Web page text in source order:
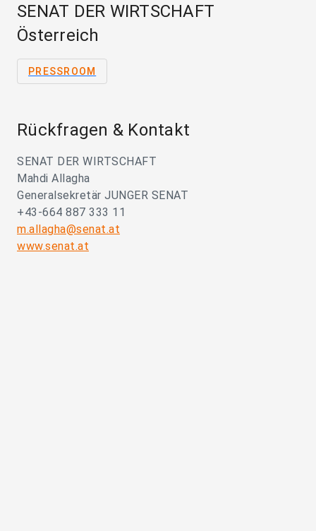
SENAT DER WIRTSCHAFT
Österreich
PRESSROOM
Rückfragen & Kontakt
SENAT DER WIRTSCHAFT
Mahdi Allagha
Generalsekretär JUNGER SENAT
+43-664 887 333 11
m.allagha@senat.at
www.senat.at